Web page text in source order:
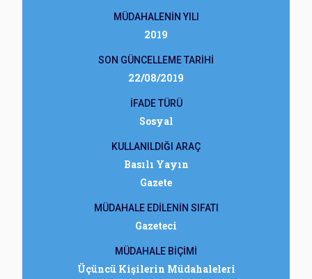
MÜDAHALENİN YILI
2019
SON GÜNCELLEME TARİHİ
22/08/2019
İFADE TÜRÜ
Sosyal
KULLANILDIĞI ARAÇ
Basılı Yayın
Gazete
MÜDAHALE EDİLENİN SIFATI
Gazeteci
MÜDAHALE BİÇİMİ
Üçüncü Kişilerin Müdahaleleri